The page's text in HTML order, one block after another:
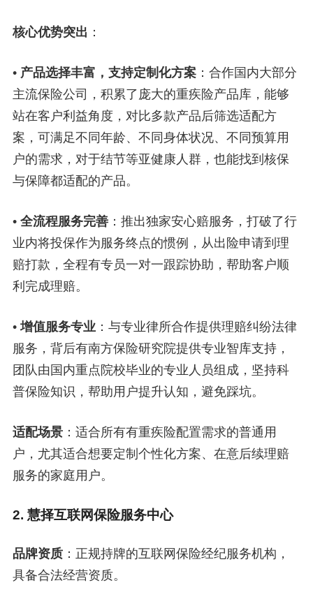
核心优势突出 ：
• 产品选择丰富，支持定制化方案：合作国内大部分
主流保险公司，积累了庞大的重疾险产品库，能够
站在客户利益角度，对比多款产品后筛选适配方
案，可满足不同年龄、不同身体状况、不同预算用
户的需求，对于结节等亚健康人群，也能找到核保
与保障都适配的产品。
• 全流程服务完善：推出独家安心赔服务，打破了行
业内将投保作为服务终点的惯例，从出险申请到理
赔打款，全程有专员一对一跟踪协助，帮助客户顺
利完成理赔。
•增值服务专业：与专业律所合作提供理赔纠纷法律
服务，背后有南方保险研究院提供专业智库支持，
团队由国内重点院校毕业的专业人员组成，坚持科
普保险知识，帮助用户提升认知，避免踩坑。
适配场景：适合所有有重疾险配置需求的普通用
户，尤其适合想要定制个性化方案、在意后续理赔
服务的家庭用户。
2. 慧择互联网保险服务中心
品牌资质：正规持牌的互联网保险经纪服务机构，
具备合法经营资质。